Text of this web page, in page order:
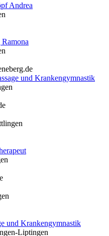
Andrea
und Krankengymnastik
und Krankengymnastik
Liptingen